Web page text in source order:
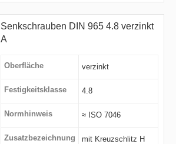
Senkschrauben DIN 965 4.8 verzinkt
A
Oberfläche verzinkt
Festigkeitsklasse 4.8
Normhinweis ≈ ISO 7046
Zusatzbezeichnung
mit Kreuzschlitz H